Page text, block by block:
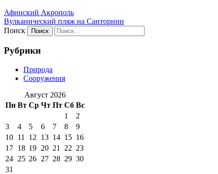
Афинский Акрополь
Вулканический пляж на Санторини
Поиск
Рубрики
Природа
Сооружения
Август 2026
Пн Вт Ср Чт Пт Сб Вс
1
2
3
4 5 6 7 8
9
10 11 12 13 14 15 16
17 18 19 20 21 22 23
24 25 26 27 28 29 30
31